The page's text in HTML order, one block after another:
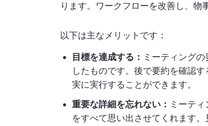
ります。ワークフローを改善し、物
以下は主なメリットです：
目標を達成する： ミーティング
したものです。後で要約を確認
実に実行することができます。
重要な詳細を忘れない： ミーテ
をすべて思い出させてくれます